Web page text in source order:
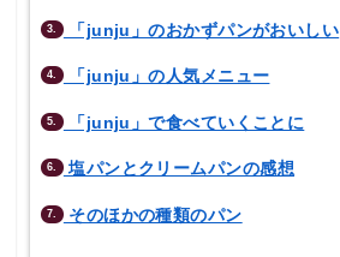
3. 「junju」のおかずパンがおいしい
4. 「junju」の人気メニュー
5. 「junju」で食べていくことに
6. 塩パンとクリームパンの感想
7. そのほかの種類のパン